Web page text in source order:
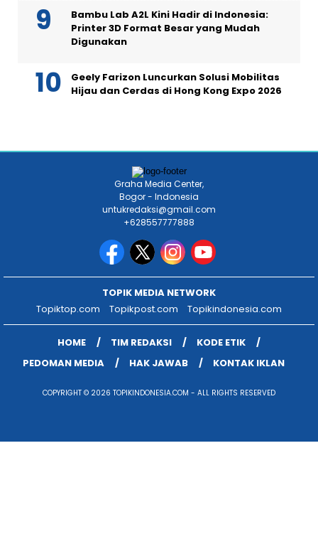
Bambu Lab A2L Kini Hadir di Indonesia:
Printer 3D Format Besar yang Mudah
Digunakan
Geely Farizon Luncurkan Solusi Mobilitas
Hijau dan Cerdas di Hong Kong Expo 2026
Graha Media Center,
Bogor - Indonesia
untukredaksi@gmail.com
+628557777888
TOPIK MEDIA NETWORK
Topiktop.com
Topikpost.com Topikindonesia.com
HOME TIM REDAKSI
KODE ETIK
PEDOMAN MEDIA
HAK JAWAB KONTAK IKLAN
COPYRIGHT © 2026 TOPIKINDONESIA.COM - ALL RIGHTS RESERVED